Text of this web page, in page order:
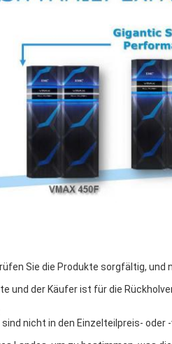
Sie die Produkte sorgfältig, und
und der Käufer ist für die
sind nicht in den Einzelteilpreis-